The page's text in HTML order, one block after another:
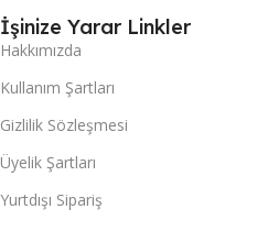
İşinize Yarar Linkler
Hakkımızda
Kullanım Şartları
Gizlilik Sözleşmesi
Üyelik Şartları
Yurtdışı Sipariş